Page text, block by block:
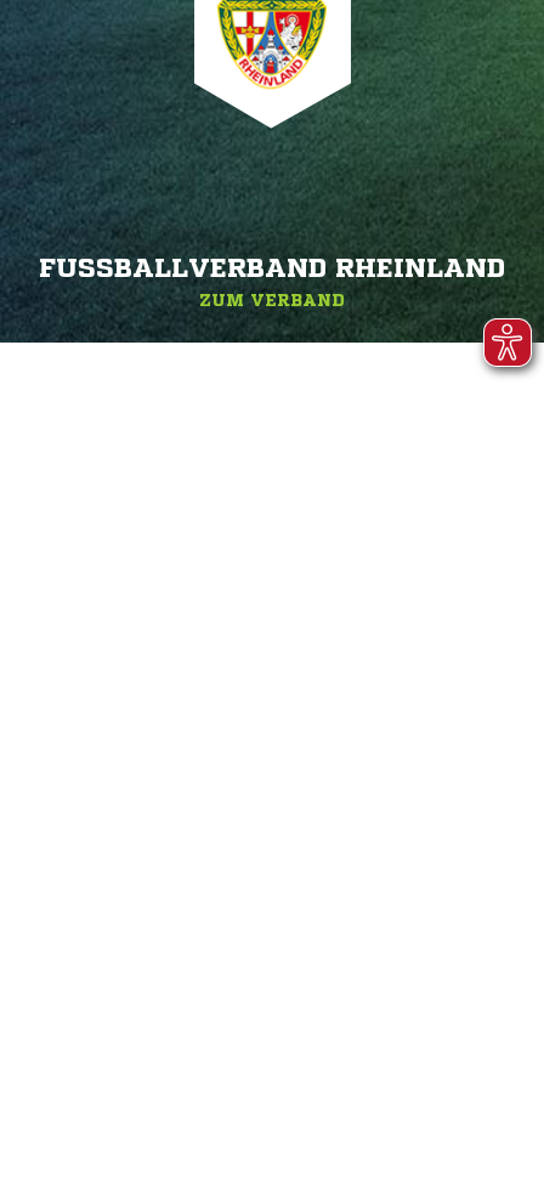
FUSSBALLVERBAND RHEINLAND
ZUM VERBAND